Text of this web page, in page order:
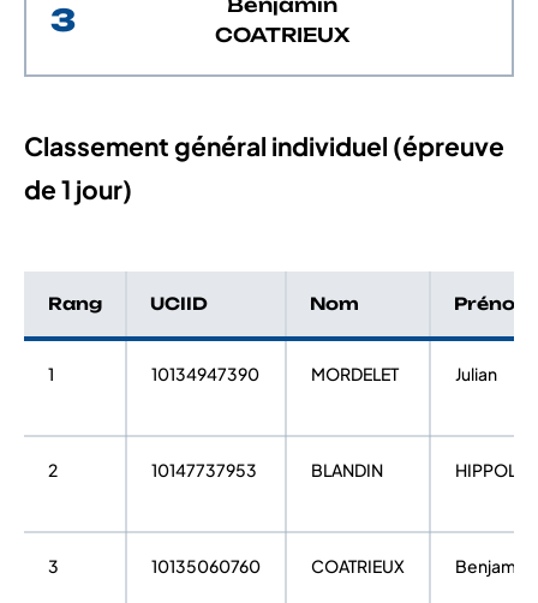
3
Benjamin
COATRIEUX
Classement général individuel (épreuve
de 1 jour)
Rang UCIID Nom Prénom
1 10134947390 MORDELET Julian
2 10147737953 BLANDIN
3 10135060760 COATRIEUX Benjamin